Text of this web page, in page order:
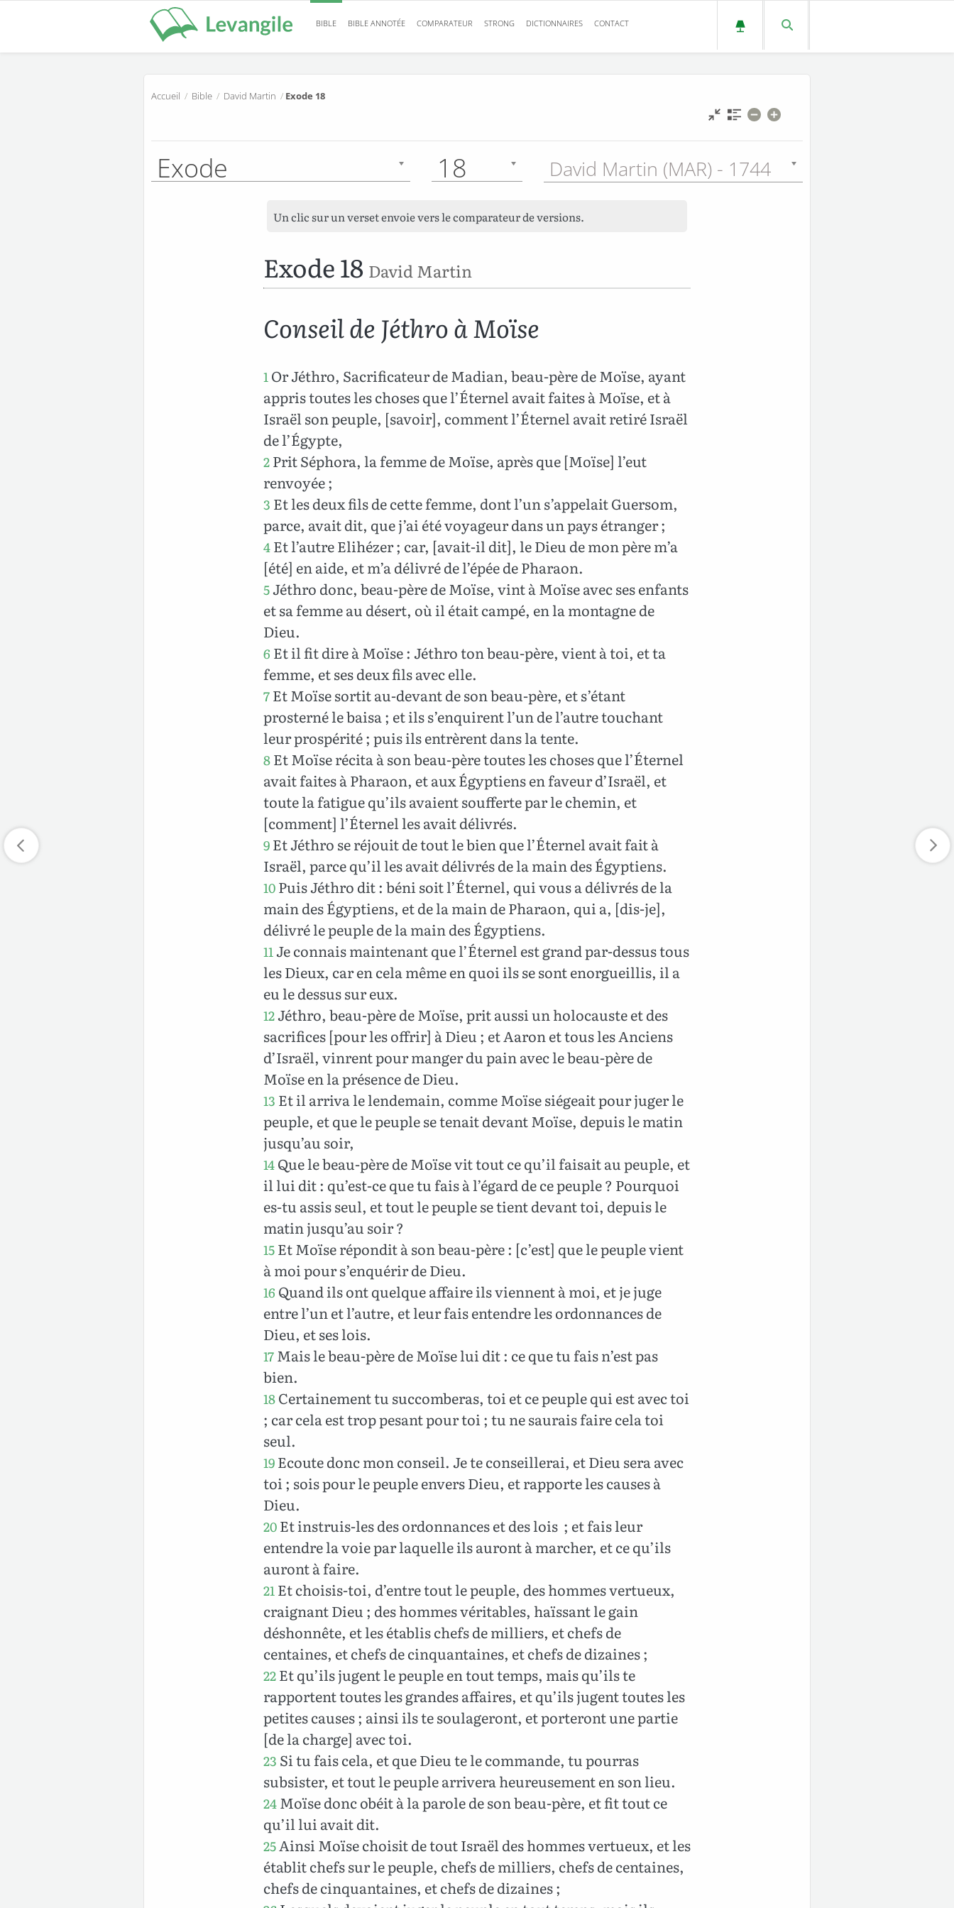
BIBLE BIBLE ANNOTÉE COMPARATEUR STRONG DICTIONNAIRES CONTACT
Accueil / Bible / David Martin / Exode 18
Exode 18 David Martin (MAR) - 1744
Un clic sur un verset envoie vers le comparateur de versions.
Exode 18 David Martin
Conseil de Jéthro à Moïse
1Or Jéthro, Sacrificateur de Madian, beau-père de Moïse, ayant
appris toutes les choses que l’Éternel avait faites à Moïse, et à
Israël son peuple, [savoir], comment l’Éternel avait retiré Israël
de l’Égypte,
2Prit Séphora, la femme de Moïse, après que [Moïse] l’eut
renvoyée ;
3 Et les deux fils de cette femme, dont l’un s’appelait Guersom,
parce, avait dit, que j’ai été voyageur dans un pays étranger ;
4Et l’autre Elihézer ; car, [avait-il dit], le Dieu de mon père m’a
[été] en aide, et m’a délivré de l’épée de Pharaon.
5Jéthro donc, beau-père de Moïse, vint à Moïse avec ses enfants
et sa femme au désert, où il était campé, en la montagne de
Dieu.
6 Et il fit dire à Moïse : Jéthro ton beau-père, vient à toi, et ta
femme, et ses deux fils avec elle.
7Et Moïse sortit au-devant de son beau-père, et s’étant
prosterné le baisa ; et ils s’enquirent l’un de l’autre touchant
leur prospérité ; puis ils entrèrent dans la tente.
8Et Moïse récita à son beau-père toutes les choses que l’Éternel
avait faites à Pharaon, et aux Égyptiens en faveur d’Israël, et
toute la fatigue qu’ils avaient soufferte par le chemin, et
[comment] l’Éternel les avait délivrés.
9Et Jéthro se réjouit de tout le bien que l’Éternel avait fait à
Israël, parce qu’il les avait délivrés de la main des Égyptiens.
10Puis Jéthro dit : béni soit l’Éternel, qui vous a délivrés de la
main des Égyptiens, et de la main de Pharaon, qui a, [dis-je],
délivré le peuple de la main des Égyptiens.
11Je connais maintenant que l’Éternel est grand par-dessus tous
les Dieux, car en cela même en quoi ils se sont enorgueillis, il a
eu le dessus sur eux.
12Jéthro, beau-père de Moïse, prit aussi un holocauste et des
sacrifices [pour les offrir] à Dieu ; et Aaron et tous les Anciens
d’Israël, vinrent pour manger du pain avec le beau-père de
Moïse en la présence de Dieu.
13 Et il arriva le lendemain, comme Moïse siégeait pour juger le
peuple, et que le peuple se tenait devant Moïse, depuis le matin
jusqu’au soir,
14Que le beau-père de Moïse vit tout ce qu’il faisait au peuple, et
il lui dit : qu’est-ce que tu fais à l’égard de ce peuple ? Pourquoi
es-tu assis seul, et tout le peuple se tient devant toi, depuis le
matin jusqu’au soir ?
15Et Moïse répondit à son beau-père : [c’est] que le peuple vient
à moi pour s’enquérir de Dieu.
16 Quand ils ont quelque affaire ils viennent à moi, et je juge
entre l’un et l’autre, et leur fais entendre les ordonnances de
Dieu, et ses lois.
17Mais le beau-père de Moïse lui dit : ce que tu fais n’est pas
bien.
18Certainement tu succomberas, toi et ce peuple qui est avec toi
; car cela est trop pesant pour toi ; tu ne saurais faire cela toi
seul.
19Ecoute donc mon conseil. Je te conseillerai, et Dieu sera avec
toi ; sois pour le peuple envers Dieu, et rapporte les causes à
Dieu.
20Et instruis-les des ordonnances et des lois ; et fais leur
entendre la voie par laquelle ils auront à marcher, et ce qu’ils
auront à faire.
21Et choisis-toi, d’entre tout le peuple, des hommes vertueux,
craignant Dieu ; des hommes véritables, haïssant le gain
déshonnête, et les établis chefs de milliers, et chefs de
centaines, et chefs de cinquantaines, et chefs de dizaines ;
22Et qu’ils jugent le peuple en tout temps, mais qu’ils te
rapportent toutes les grandes affaires, et qu’ils jugent toutes les
petites causes ; ainsi ils te soulageront, et porteront une partie
[de la charge] avec toi.
23 Si tu fais cela, et que Dieu te le commande, tu pourras
subsister, et tout le peuple arrivera heureusement en son lieu.
24Moïse donc obéit à la parole de son beau-père, et fit tout ce
qu’il lui avait dit.
25Ainsi Moïse choisit de tout Israël des hommes vertueux, et les
établit chefs sur le peuple, chefs de milliers, chefs de centaines,
chefs de cinquantaines, et chefs de dizaines ;